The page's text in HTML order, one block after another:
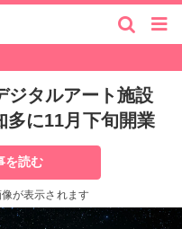
ジタルアート施設
多に11月下旬開業
を読む
が表示されます